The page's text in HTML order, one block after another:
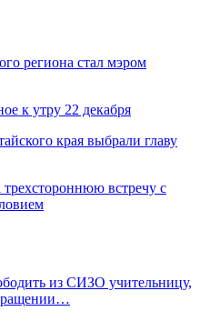
региона стал мэром
к утру 22 декабря
края выбрали главу
трехстороннюю встречу с
из СИЗО учительницу,